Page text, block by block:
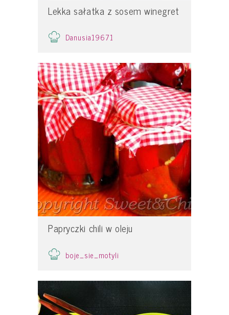
Lekka sałatka z sosem winegret
Danusia19671
Papryczki chili w oleju
boje_sie_motyli